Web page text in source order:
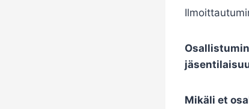
Mikäli et